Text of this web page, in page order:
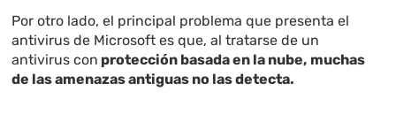
Por otro lado, el principal problema que presenta el
antivirus de Microsoft es que, al tratarse de un
antivirus con protección basada en la nube, muchas
de las amenazas antiguas no las detecta.